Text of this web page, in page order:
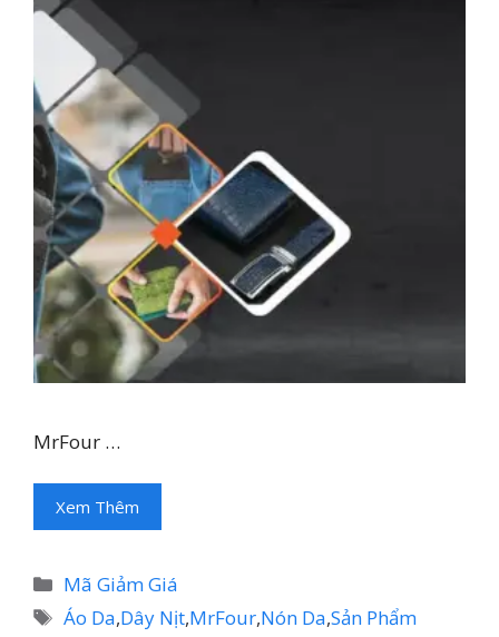
MrFour …
Xem Thêm
Danh
mục
Mã Giảm Giá
Thẻ
Áo Da,Dây Nịt,MrFour,Nón Da,Sản Phẩm